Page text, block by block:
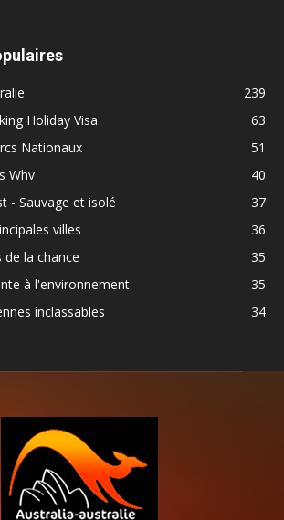
239
Holiday Visa
63
Nationaux
51
Whv
40
- Sauvage et isolé
37
villes
36
de la chance
35
à l'environnement
35
inclassables
34